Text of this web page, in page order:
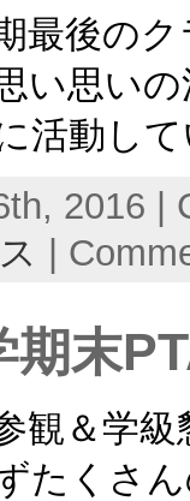
最後の
い思い
活動し
2016 |
期末
観＆学
たくさ